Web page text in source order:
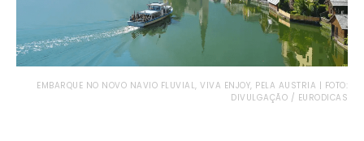
EMBARQUE NO NOVO NAVIO FLUVIAL, VIVA ENJOY, PELA AUSTRIA | FOTO:
DIVULGAÇÃO / EURODICAS